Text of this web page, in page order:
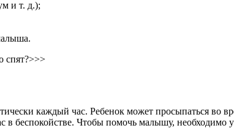
и т. д.);
спят?>>>
каждый час. Ребенок может просыпаться во
в беспокойстве. Чтобы помочь малышу,